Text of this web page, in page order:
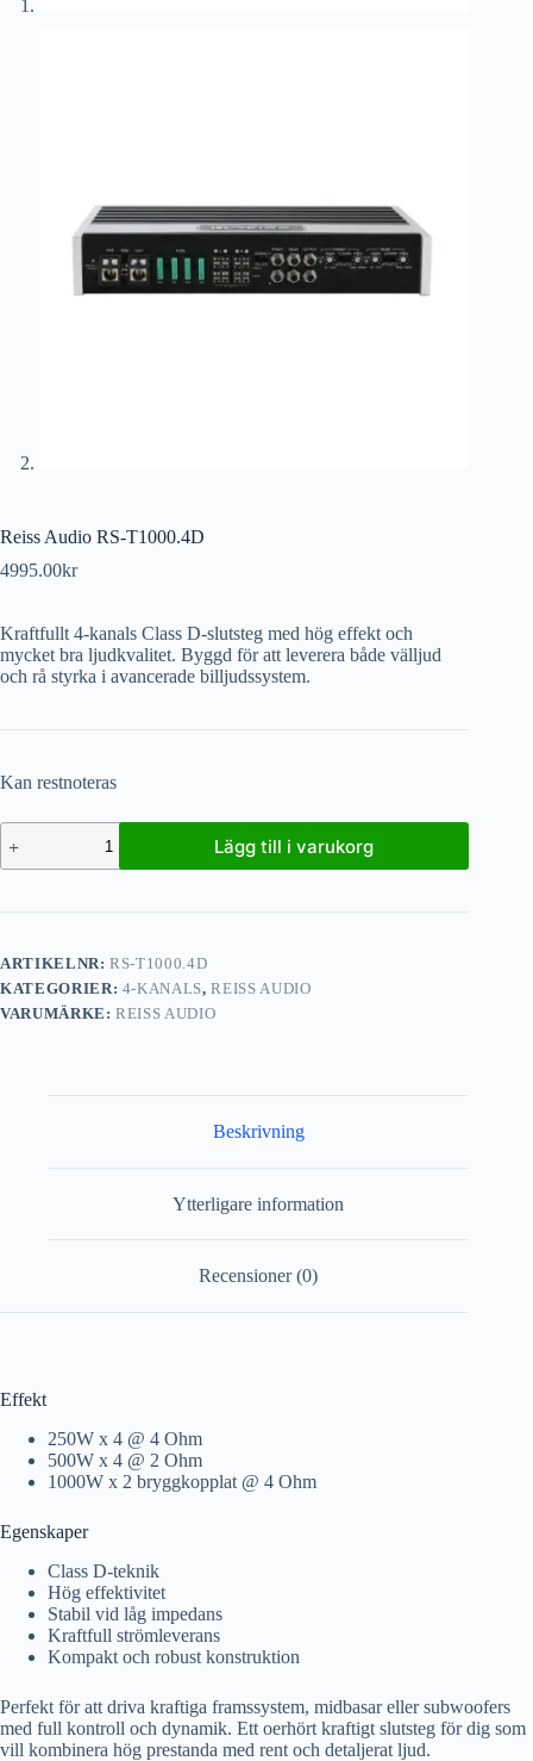
Reiss Audio RS-T1000.4D
4995.00kr
Kraftfullt 4-kanals Class D-slutsteg med hög effekt och
mycket bra ljudkvalitet. Byggd för att leverera både välljud
och rå styrka i avancerade billjudssystem.
Kan restnoteras
Lägg till i varukorg
ARTIKELNR:RS-T1000.4D
KATEGORIER: 4-KANALS,REISS AUDIO
VARUMÄRKE:REISS AUDIO
Beskrivning
Ytterligare information
Recensioner (0)
Effekt
250W x 4 @ 4 Ohm
500W x 4 @ 2 Ohm
1000W x 2 bryggkopplat @ 4 Ohm
Egenskaper
Class D-teknik
Hög effektivitet
Stabil vid låg impedans
Kraftfull strömleverans
Kompakt och robust konstruktion
Perfekt för att driva kraftiga framssystem, midbasar eller subwoofers
med full kontroll och dynamik. Ett oerhört kraftigt slutsteg för dig som
vill kombinera hög prestanda med rent och detaljerat ljud.